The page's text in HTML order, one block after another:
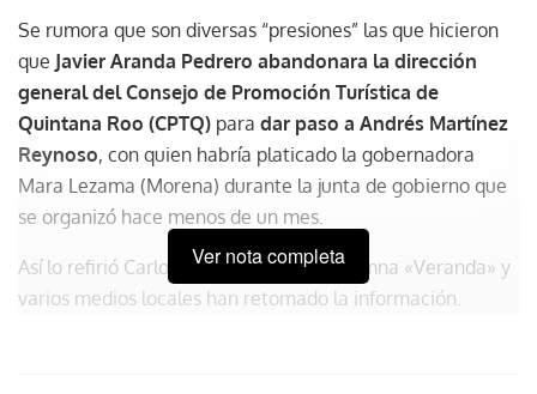
Se rumora que son diversas “presiones” las que hicieron
que Javier Aranda Pedrero abandonara la dirección
general del Consejo de Promoción Turística de
Quintana Roo (CPTQ) para dar paso a Andrés Martínez
Reynoso, con quien habría platicado la gobernadora
Mara Lezama (Morena) durante la junta de gobierno que
se organizó hace menos de un mes.
Así lo refirió Carlos Velázquez en su columna «Veranda» y
varios medios locales han retomado la información.
Ver nota completa